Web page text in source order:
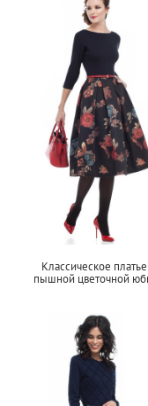
Классическое
пышной цветочной